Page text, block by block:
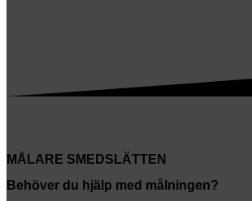
MÅLARE SMEDSLÄTTEN
Behöver du hjälp med målningen?